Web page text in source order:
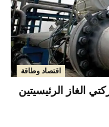
اقتصاد وطاقة
الغاز الرئيسيتين